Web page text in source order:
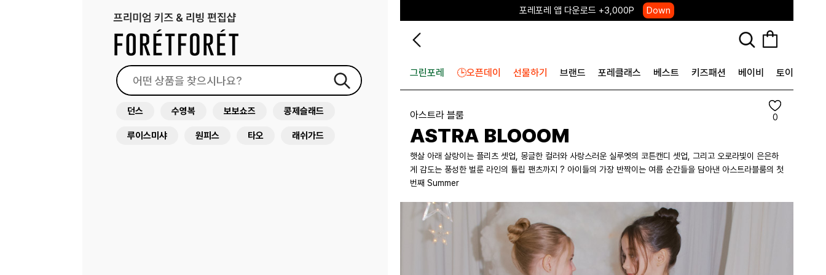
하우스오브캐러셀, 국내단독 프리오더(~8/10) Click
그린포레 🕒오픈데이 선물하기 브랜드 포레클래스 베스트 키즈패션 베이비 토이&굿즈
0
아스트라 블룸
ASTRA BLOOOM
햇살 아래 살랑이는 플리츠 셋업, 몽글한 컬러와 사랑스러운 실루엣의 코튼캔디 셋업, 그리고 오로라빛이 은은하
게 감도는 풍성한 벌룬 라인의 튤립 팬츠까지 ? 아이들의 가장 반짝이는 여름 순간들을 담아낸 아스트라블룸의 첫
번째 Summer
던스 수영복 보보쇼즈 콩제슬래드
루이스미샤 원피스 타오 래쉬가드